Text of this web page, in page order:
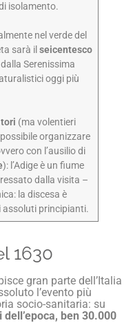
isolamento.
nel verde del
sarà ilseicentesco
Serenissima
oggi più
(ma volentieri
organizzare
con l’ausilio di
): l’Adige è un fiume
dalla visita –
la discesa è
assoluti principianti.
1630
gran parte dell’Italia
l’evento più
socio-sanitaria: su
ben 30.000